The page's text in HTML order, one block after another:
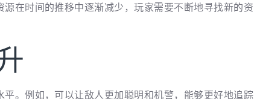
在时间的推移中逐渐减少，玩家需要不断地寻找新的资
。例如，可以让敌人更加聪明和机警，能够更好地追踪